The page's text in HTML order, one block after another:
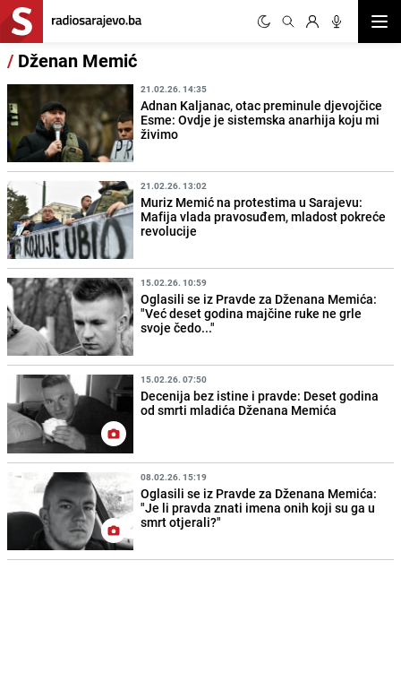
/ Dženan Memić
21.02.26. 14:35
Adnan Kaljanac, otac preminule djevojčice
Esme: Ovdje je sistemska anarhija koju mi
živimo
21.02.26. 13:02
Muriz Memić na protestima u Sarajevu:
Mafija vlada pravosuđem, mladost pokreće
revolucije
15.02.26. 10:59
Oglasili se iz Pravde za Dženana Memića:
"Već deset godina majčine ruke ne grle
svoje čedo..."
15.02.26. 07:50
Decenija bez istine i pravde: Deset godina
od smrti mladića Dženana Memića
08.02.26. 15:19
Oglasili se iz Pravde za Dženana Memića:
"Je li pravda znati imena onih koji su ga u
smrt otjerali?"